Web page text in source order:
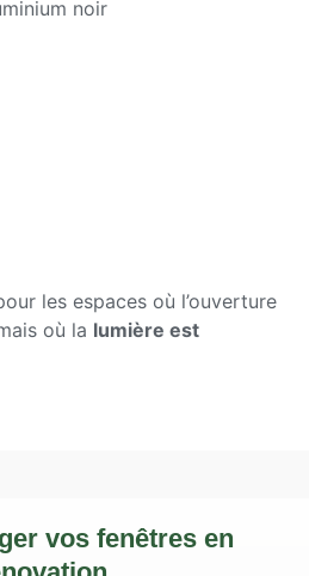
les espaces où l’ouverture
où la lumière est
vos fenêtres en